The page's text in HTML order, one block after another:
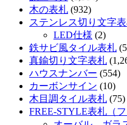
木の表札 (932)
ステンレス切り文字
LED仕様 (2)
鉄サビ風タイル表札
真鍮切り文字表札
ハウスナンバー (554)
カーボンサイン (10)
木目調タイル表札 (75)
FREE-STYLE表札（